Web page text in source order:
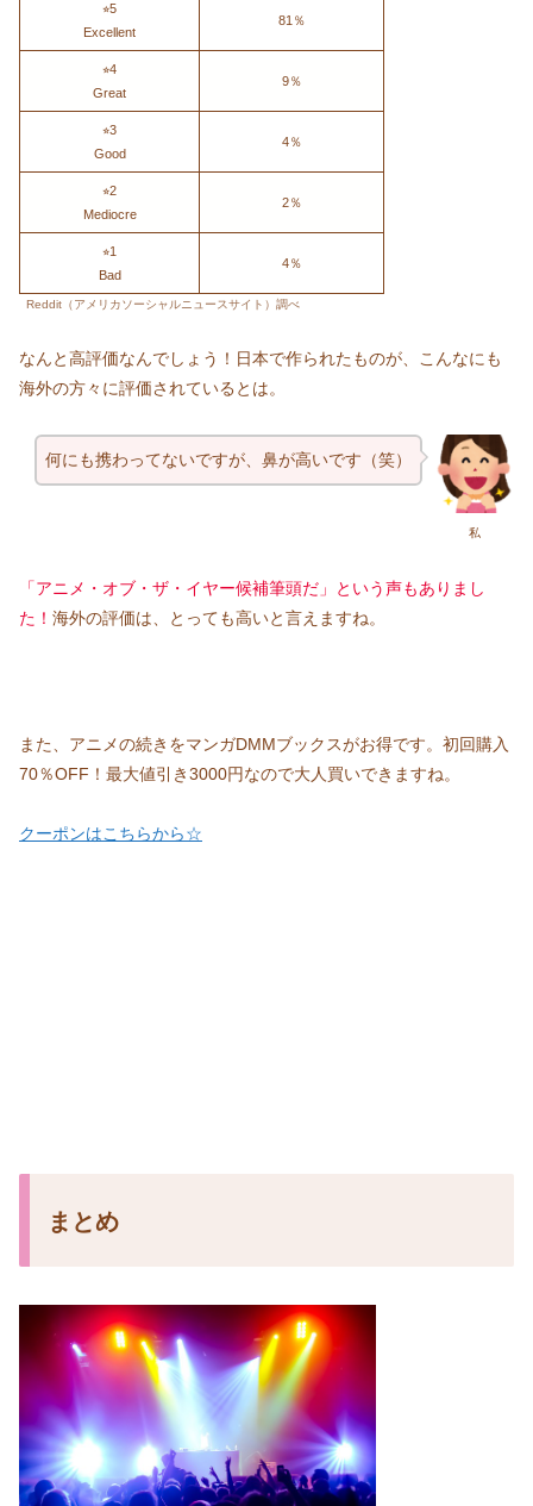
⭐︎5
Excellent
81％
⭐︎4
Great
9％
⭐︎3
Good
4％
⭐︎2
Mediocre
2％
⭐︎1
Bad
4％
Reddit（アメリカソーシャルニュースサイト）調べ
なんと高評価なんでしょう！日本で作られたものが、こんなにも
海外の方々に評価されているとは。
私
何にも携わってないですが、鼻が高いです（笑）
「アニメ・オブ・ザ・イヤー候補筆頭だ」という声もありまし
た！ 海外の評価は、とっても高いと言えますね。
また、アニメの続きをマンガDMMブックスがお得です。初回購入
70％OFF！最大値引き3000円なので大人買いできますね。
クーポンはこちらから☆
まとめ